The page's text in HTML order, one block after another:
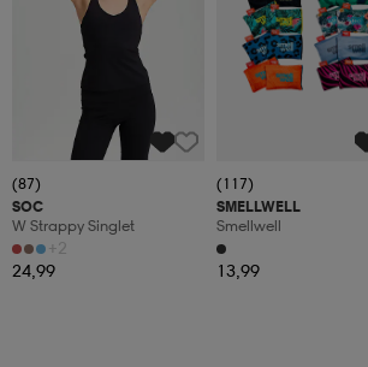
(87)
SOC
W Strappy Singlet
+2
24,99
(117)
SMELLWELL
Smellwell
13,99